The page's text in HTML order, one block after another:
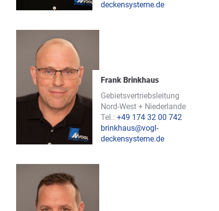
deckensysteme.de
Frank Brinkhaus
Gebietsvertriebsleitung
Nord-West + Niederlande
Tel.:+49 174 32 00 742
brinkhaus@vogl-
deckensysteme.de